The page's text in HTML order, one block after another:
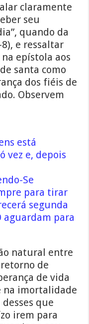
claramente
seu
quando da
e ressaltar
na epístola aos
santa como
dos fiéis de
Observem
está
vez e, depois
Se
para tirar
segunda
aguardam para
natural entre
de
de vida
na imortalidade
que
irem para